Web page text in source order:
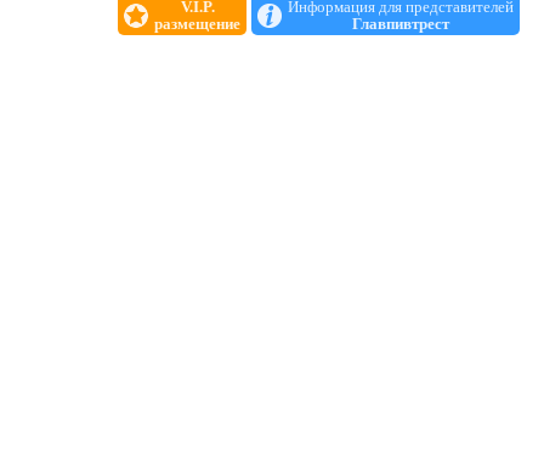
V.I.P.
размещение
Информация для представителей
Главпивтрест